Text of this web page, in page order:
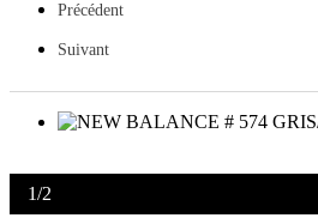
Précédent
Suivant
1/2